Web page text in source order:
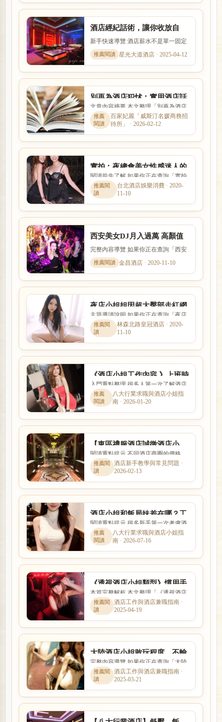
酒店經紀話術，讓你收放自
如！兼差，兼職、日領高薪
新手快速導覽 酒店薪水不是單一固定
數字，而是受到店型、出勤時段、節
數、客源與個人條件影響。...
星光大道酒店 · 2025-04-12
別再為酒店犯怵︰實用酒店話
術，你值得擁有
文章內容摘要 本文整理「別再為酒店
犯怵︰實用酒店話術，你值得擁有」
的核心重點，從新手最常遇...
百家妃麗「威斯汀名媛商務招
待所」 · 2026-02-12
實拍︰夜總會美女性感迷人的
一面你見過嗎？你能打幾分！
閱讀前先了解 如果你正在查詢「實拍
︰夜總會美女性感迷人的一面你見過
嗎？你能打幾分！」，本篇...
台北酒店娛樂消費 · 2020-
11-10
西安美女DJ月入過萬 高顏值
與“範爺”媲美
完整內容導覽 如果你正在查詢「西安
美女DJ月入過萬 高顏值與“範爺”媲
美」，本篇會用較容易理解...
金昌酒店 · 2020-11-10
夜店小姐姐因超大臀部走紅網
絡，一雙大象腿無人能比，成
夜店女王
主題導讀說明 如果你正在查詢「夜店
小姐姐因超大臀部走紅網絡，一雙大
象腿無人能比，成夜店女王...
林森北路皇冠酒店 · 2020-
11-10
《酒店小姐工作內容 》上班時
間、薪水收入、出場接S性交
易問題?
入門重點整理 很多人第一次了解酒店
工作時，最在意的就是收入怎麼計
算、是否可以日領現領，以及...
八大行業求職與酒店小姐指
南 · 2026-01-20
【東區禮服酒店誠徵酒店小
姐】日保五千、免脫、免秀
舞、免出場S
閱讀重點提示 不同酒店商圈的價格、
客群、交通與店型定位都有差異。本
文以「【東區禮服酒店誠徵...
酒店新手教學與常見問題 ·
2026-02-13
酒店小姐和飯局妹差在哪？工
作內容、外型條件與收入方式
比較
閱讀重點提示 很多新手第一次考慮酒
店工作時，會同時擔心工作內容、安
全性、收入、上班時間與是...
八大行業求職與酒店小姐指
南 · 2026-07-16
《透視酒店小姐類型》慣用手
挽都是哪幾招?
本篇完整解析 本文整理「《透視酒店
小姐類型》慣用手挽都是哪幾招?」的
核心重點，從新手最常遇到...
酒店工作與酒店兼職指南 ·
2025-04-19
大陸酒店小姐敢玩程度，不輸
台北酒店，尤其「選妃」人數
更是台灣好幾倍
完整內容導覽 如果你正在查詢「大陸
酒店小姐敢玩程度，不輸台北酒店，
尤其「選妃」人數更是台灣...
酒店工作與酒店兼職指南 ·
2025-03-21